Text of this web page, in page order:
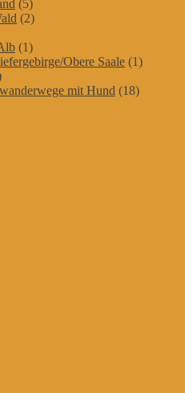
(5)
(2)
(1)
Obere Saale (1)
mit Hund (18)